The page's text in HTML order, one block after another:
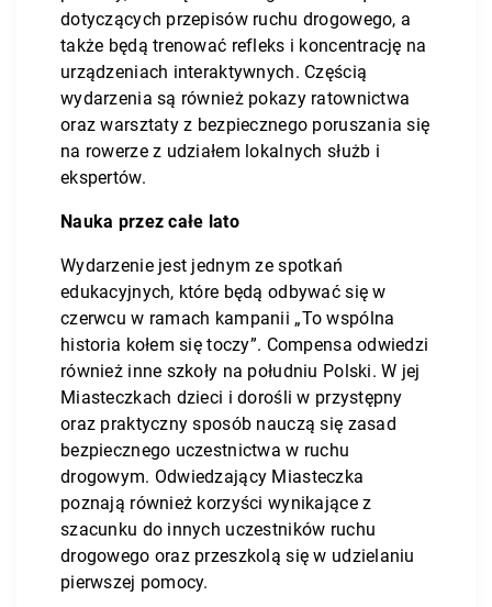
dotyczących przepisów ruchu drogowego, a
także będą trenować refleks i koncentrację na
urządzeniach interaktywnych. Częścią
wydarzenia są również pokazy ratownictwa
oraz warsztaty z bezpiecznego poruszania się
na rowerze z udziałem lokalnych służb i
ekspertów.
Nauka przez całe lato
Wydarzenie jest jednym ze spotkań
edukacyjnych, które będą odbywać się w
czerwcu w ramach kampanii „To wspólna
historia kołem się toczy”. Compensa odwiedzi
również inne szkoły na południu Polski. W jej
Miasteczkach dzieci i dorośli w przystępny
oraz praktyczny sposób nauczą się zasad
bezpiecznego uczestnictwa w ruchu
drogowym. Odwiedzający Miasteczka
poznają również korzyści wynikające z
szacunku do innych uczestników ruchu
drogowego oraz przeszkolą się w udzielaniu
pierwszej pomocy.